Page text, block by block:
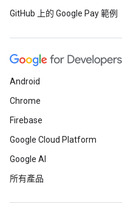
GitHub 上的 Google Pay 範例
Android
Chrome
Firebase
Google Cloud Platform
Google AI
所有產品